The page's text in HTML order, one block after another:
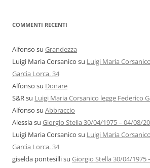
COMMENTI RECENTI
Alfonso su Grandezza
Luigi Maria Corsanico su Luigi Maria
Garcìa Lorca. 34
Alfonso su Donare
S&Rsu Luigi Maria Corsanico legge Federico
Alfonso su Abbraccio
Alessiasu Giorgio Stella 30/04/1975 – 04/08/
Luigi Maria Corsanico su Luigi Maria
Garcìa Lorca. 34
giselda pontesillisu Giorgio Stella 30/04/1975